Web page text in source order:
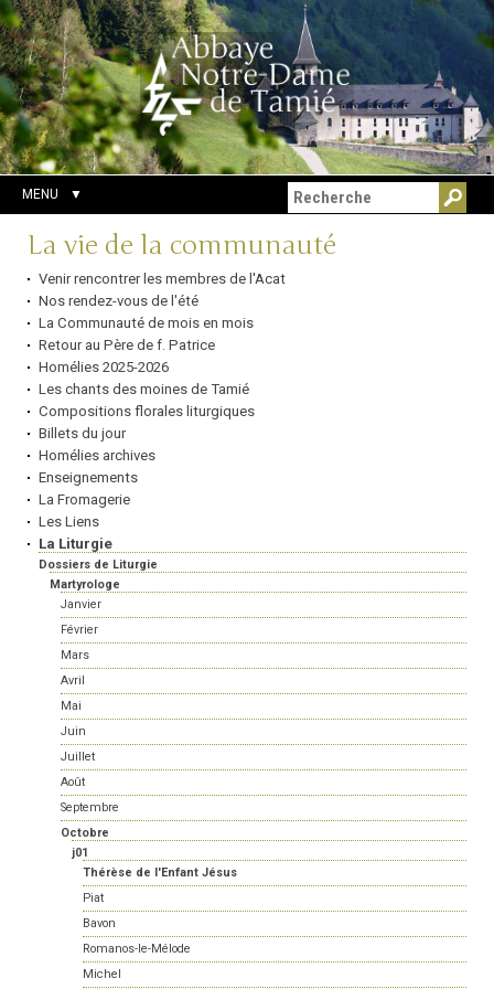
Aller
au
contenu.
|
Aller
à
la
navigation
Outils
personnels
Chercher par
Recherche
avancée…
MENU
Navigation
La vie de la communauté
Venir rencontrer les membres de l'Acat
Nos rendez-vous de l'été
La Communauté de mois en mois
Retour au Père de f. Patrice
Homélies 2025-2026
Les chants des moines de Tamié
Compositions florales liturgiques
Billets du jour
Homélies archives
Enseignements
La Fromagerie
Les Liens
La Liturgie
Dossiers de Liturgie
Martyrologe
Janvier
Février
Mars
Avril
Mai
Juin
Juillet
Août
Septembre
Octobre
j01
Thérèse de l'Enfant Jésus
Piat
Bavon
Romanos-le-Mélode
Michel